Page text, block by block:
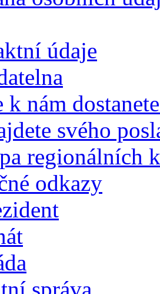
údaje
k nám
svého
regionálních
odkazy
správa